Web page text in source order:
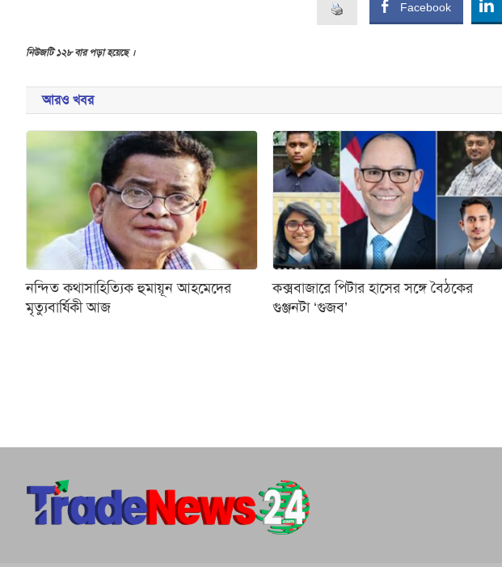
Facebook
নিউজটি ১২৮ বার পড়া হয়েছে ।
আরও খবর
নন্দিত কথাসাহিত্যিক হুমায়ূন আহমেদের
মৃত্যুবার্ষিকী আজ
কক্সবাজারে পিটার হাসের সঙ্গে বৈঠকের
গুঞ্জনটা ‘গুজব’